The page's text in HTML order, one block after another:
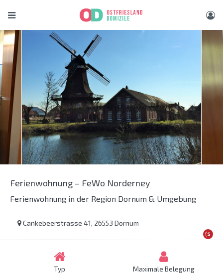
Ferienwohnung – FeWo Norderney
Ferienwohnung in der Region Dornum & Umgebung
Cankebeerstrasse 41, 26553 Dornum
Typ
Maximale Belegung